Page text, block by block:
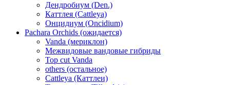
Дендробиум (Den.)
Каттлея (Cattleya)
Онцидиум (Oncidium)
Pachara Orchids (ожидается)
Vanda (мериклон)
Межвидовые вандовые гибриды
Top cut Vanda
others (остальное)
Cattleya (Каттлеи)